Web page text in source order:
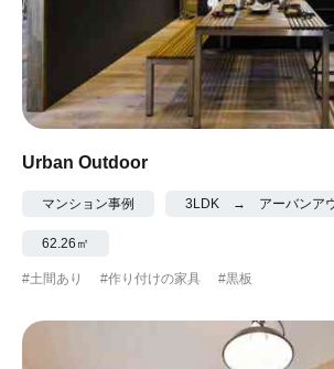
Urban Outdoor
マンション事例 3LDK → アーバンア
62.26㎡
#土間あり #作り付けの家具 #黒板